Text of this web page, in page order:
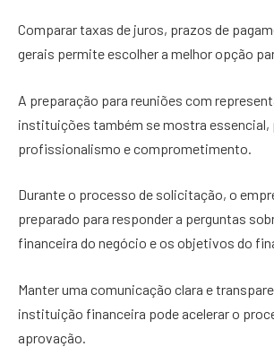
Comparar taxas de juros, prazos de
gerais permite escolher a melhor opção
A preparação para reuniões com
instituições também se mostra essencial,
profissionalismo e comprometimento.
Durante o processo de solicitação, o
preparado para responder a perguntas
financeira do negócio e os objetivos do
Manter uma comunicação clara e
instituição financeira pode acelerar o
aprovação.